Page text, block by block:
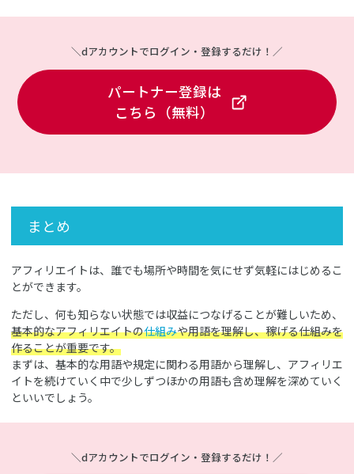
＼dアカウントでログイン・登録するだけ！／
パートナー登録は
こちら（無料）
まとめ
アフィリエイトは、誰でも場所や時間を気にせず気軽にはじめるこ
とができます。
ただし、何も知らない状態では収益につなげることが難しいため、
基本的なアフィリエイトの仕組みや用語を理解し、稼げる仕組みを
作ることが重要です。
まずは、基本的な用語や規定に関わる用語から理解し、アフィリエ
イトを続けていく中で少しずつほかの用語も含め理解を深めていく
といいでしょう。
＼dアカウントでログイン・登録するだけ！／